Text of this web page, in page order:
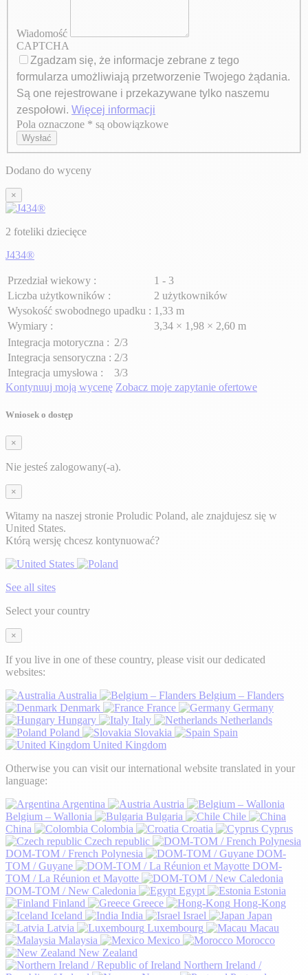
Wiadomość
CAPTCHA
Zgadzam się, że informacje zebrane z tego
formularza umożliwiają przetworzenie Twojego żądania.
Są one rejestrowane i przekazywane tylko naszemu
zespołowi. Więcej informacji
Axeptio consent
Pola oznaczone * są obowiązkowe
Wysłać
Dodano do wyceny
×
2 foteliki dziecięce
J434®
Przedział wiekowy :
1 - 3
Liczba użytkowników :
2 użytkowników
Wysokość swobodnego upadku : 1,33 m
Wymiary :
3,34 × 1,98 × 2,60 m
Integracja motoryczna : 2/3
Integracja sensoryczna : 2/3
Integracja umysłowa :
3/3
Kontynuuj moją wycenę Zobacz moje zapytanie ofertowe
Wniosek o dostęp
×
Nie jesteś zalogowany(-a).
×
Witamy na naszej stronie Proludic Poland, ale znajdujesz się w
United States.
Którą wersję chcesz kontynuować?
See all sites
Select your country
×
If you live in one of these country, please visit our dedicated
websites:
Australia
Belgium – Flanders
Denmark
France
Germany
Hungary
Italy
Netherlands
Poland
Slovakia
Spain
United Kingdom
Otherwise you can visit our international website translated in your
language:
Argentina
Austria
Belgium – Wallonia
Bulgaria
Chile
China
Colombia Croatia
Cyprus
Czech republic
DOM-TOM / French Polynesia
DOM-
TOM / Guyane
DOM-
TOM / La Réunion et Mayotte
DOM-TOM / New Caledonia
Egypt
Estonia
Finland
Greece
Hong-Kong
Iceland
India Israel
Japan
Latvia
Luxembourg
Macau
Malaysia
Mexico
Morocco
New Zealand
Northern Ireland /